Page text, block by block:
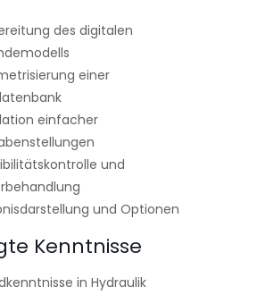
des digitalen
einer
einfacher
und
und Optionen
Kenntnisse
in Hydraulik